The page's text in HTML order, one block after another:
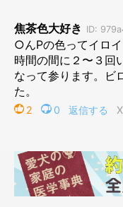
ふと何か付いてるなと
りして。
…という話をしたら、
アプリコットのトイプ
うものが付いていたら
真っ黒のドゥードルち
…と聞きました。